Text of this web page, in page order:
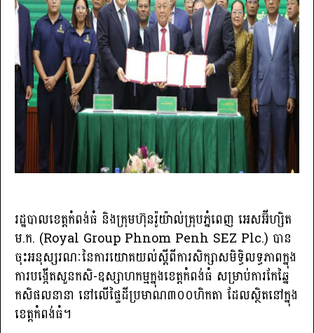
រដ្ឋបាលខេត្តកំពង់ធំ និងក្រុមហ៊ុនរ៉ូយ៉ាល់គ្រុបភ្នំពេញ អេសអ៊ីហ្សិត
ម.ក. (Royal Group Phnom Penh SEZ Plc.) បាន
ចុះអនុស្សរណៈនៃការយោគយល់ស្តីពីការសិក្សាសមិទ្ធិលទ្ធភាពក្នុង
ការបង្កើតសួនកសិ-ឧស្សាហកម្មក្នុងខេត្តកំពង់ធំ សម្រាប់ការកែឆ្នៃ
កសិផលនានា នៅលើផ្ទៃដីប្រមាណ៣០០ហិកតា ដែលស្ថិតនៅក្នុង
ខេត្តកំពង់ធំ។